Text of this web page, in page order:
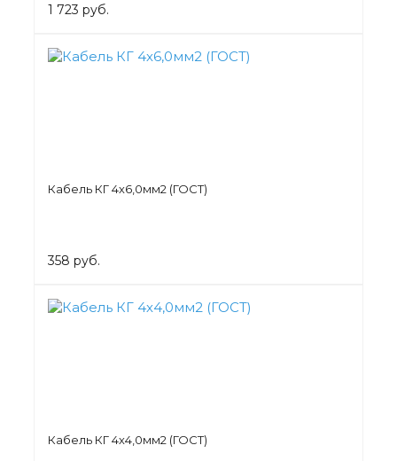
1 723 руб.
Кабель КГ 4х6,0мм2 (ГОСТ)
358 руб.
Кабель КГ 4х4,0мм2 (ГОСТ)